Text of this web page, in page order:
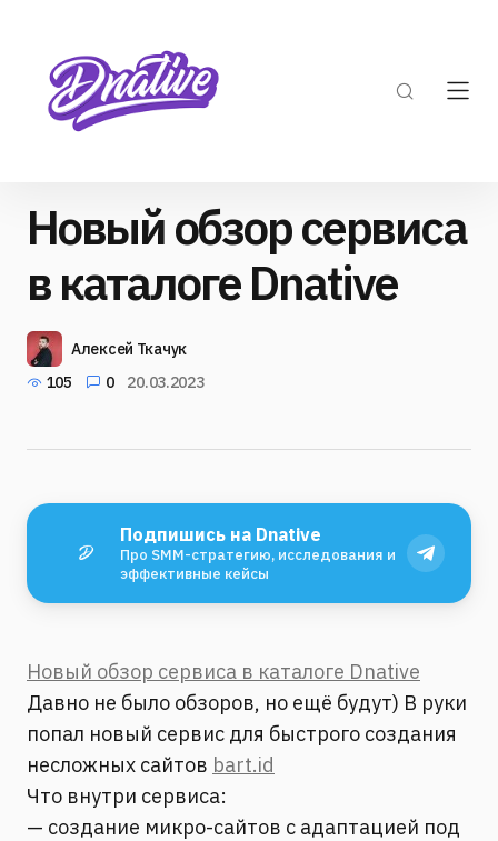
Новый обзор сервиса
в каталоге Dnative
Алексей Ткачук
105
0 20.03.2023
Подпишись на Dnative
Про SMM-стратегию, исследования и
эффективные кейсы
Новый обзор сервиса в каталоге Dnative
Давно не было обзоров, но ещё будут) В руки
попал новый сервис для быстрого создания
несложных сайтов bart.id
Что внутри сервиса:
— создание микро-сайтов с адаптацией под